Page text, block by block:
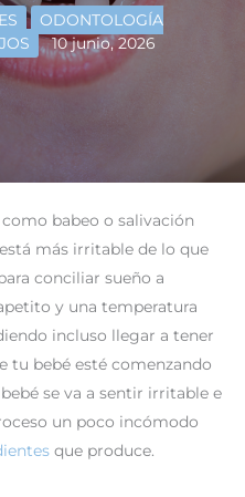
ODONTOLOGÍA
10 junio, 2026
babeo o salivación
más irritable de lo que
conciliar sueño a
y una temperatura
incluso llegar a tener
tu bebé esté comenzando
se va a sentir irritable e
un poco incómodo
que produce.